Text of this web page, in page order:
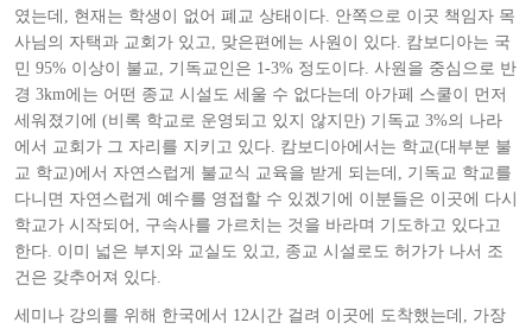
였는데, 현재는 학생이 없어 폐교 상태이다. 안쪽으로 이곳 책임자 목
사님의 자택과 교회가 있고, 맞은편에는 사원이 있다. 캄보디아는 국
민 95% 이상이 불교, 기독교인은 1-3% 정도이다. 사원을 중심으로 반
경 3km에는 어떤 종교 시설도 세울 수 없다는데 아가페 스쿨이 먼저
세워졌기에 (비록 학교로 운영되고 있지 않지만) 기독교 3%의 나라
에서 교회가 그 자리를 지키고 있다. 캄보디아에서는 학교(대부분 불
교 학교)에서 자연스럽게 불교식 교육을 받게 되는데, 기독교 학교를
다니면 자연스럽게 예수를 영접할 수 있겠기에 이분들은 이곳에 다시
학교가 시작되어, 구속사를 가르치는 것을 바라며 기도하고 있다고
한다. 이미 넓은 부지와 교실도 있고, 종교 시설로도 허가가 나서 조
건은 갖추어져 있다.
세미나 강의를 위해 한국에서 12시간 걸려 이곳에 도착했는데, 가장